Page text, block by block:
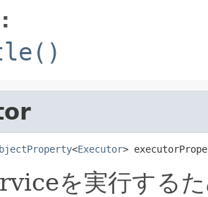
<Executor>
を実行する